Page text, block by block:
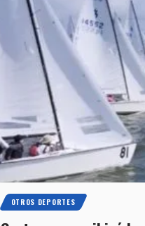
OTROS DEPORTES